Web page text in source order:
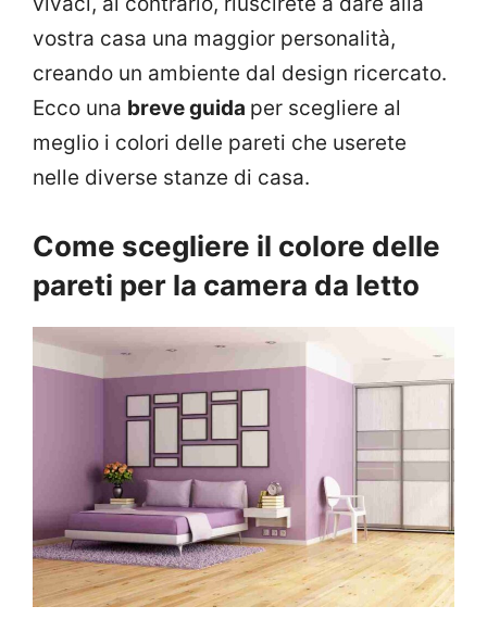
vostra casa una maggior personalità,
creando un ambiente dal design ricercato.
Ecco una breve guida per scegliere al
meglio i colori delle pareti che userete
nelle diverse stanze di casa.
Come scegliere il colore delle
pareti per la camera da letto